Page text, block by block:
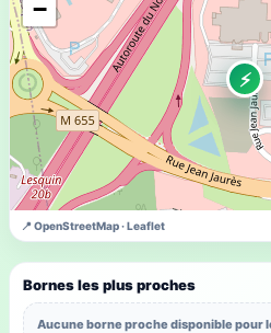
⚡
−
📍 OpenStreetMap · Leaflet
Bornes les plus proches
Aucune borne proche disponible pour